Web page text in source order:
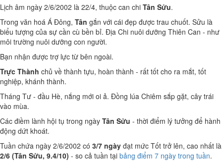
Lịch âm ngày 2/6/2002 là 22/4, thuộc can chi Tân Sửu.
Trong văn hoá Á Đông, Tân gắn với cái đẹp được trau chuốt. Sửu là
biểu tượng của sự cần cù bền bỉ. Địa Chi nuôi dưỡng Thiên Can - như
môi trường nuôi dưỡng con người.
Bạn nhận được trợ lực từ bên ngoài.
Trực Thành chủ về thành tựu, hoàn thành - rất tốt cho ra mắt, tốt
nghiệp, khánh thành.
Tháng Tư - đầu Hè, nắng mới oi ả. Đồng lúa Chiêm sắp gặt, cây trái
vào mùa.
Các điềm lành hội tụ trong ngày Tân Sửu - thời điểm lý tưởng để hành
động dứt khoát.
Tuần chứa ngày 2/6/2002 có 3/7 ngày đạt mức Tốt trở lên, cao nhất là
2/6 (Tân Sửu, 9.4/10) - so cả tuần tại bảng điểm 7 ngày trong tuần.